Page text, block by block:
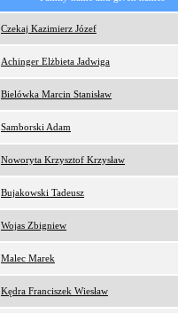
Czekaj Kazimierz Józef
Achinger Elżbieta Jadwiga
Bielówka Marcin Stanisław
Samborski Adam
Noworyta Krzysztof Krzysław
Bujakowski Tadeusz
Wojas Zbigniew
Malec Marek
Kędra Franciszek Wiesław